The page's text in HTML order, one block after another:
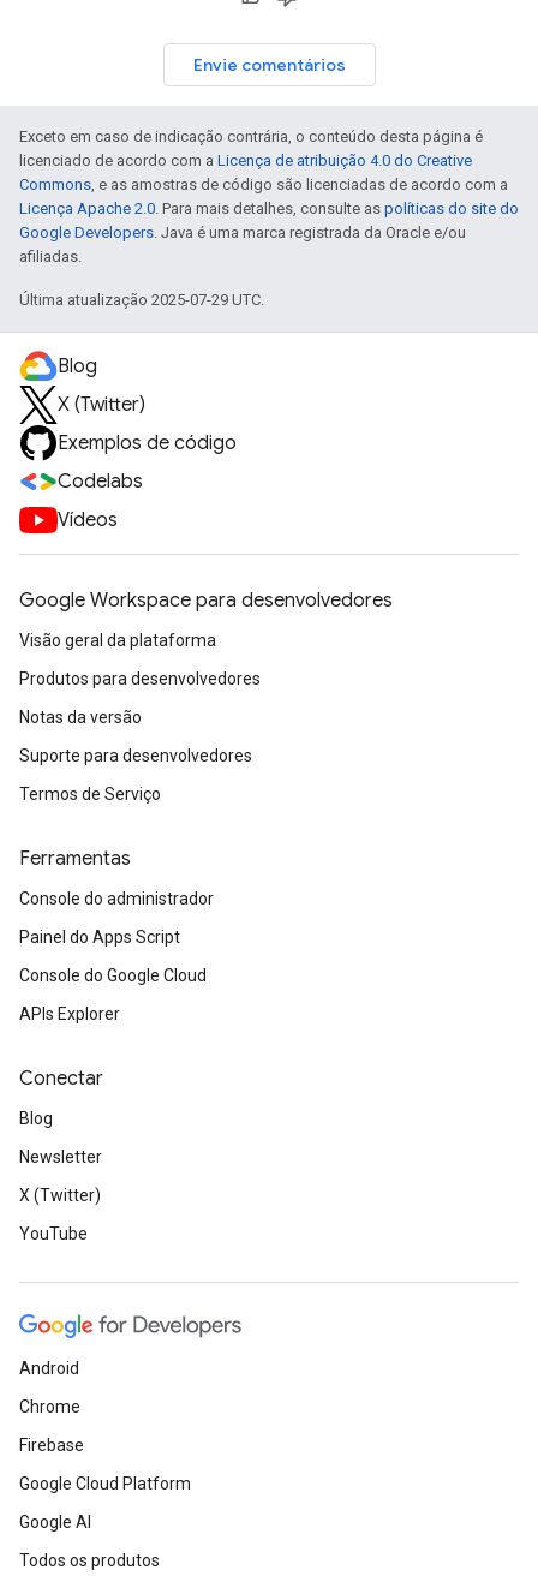
Envie comentários
Exceto em caso de indicação contrária, o conteúdo desta página é
licenciado de acordo com a Licença de atribuição 4.0 do Creative
Commons, e as amostras de código são licenciadas de acordo com a
Licença Apache 2.0. Para mais detalhes, consulte as políticas do site do
Google Developers. Java é uma marca registrada da Oracle e/ou
afiliadas.
Última atualização 2025-07-29 UTC.
Blog
X (Twitter)
Exemplos de código
Codelabs
Vídeos
Google Workspace para desenvolvedores
Visão geral da plataforma
Produtos para desenvolvedores
Notas da versão
Suporte para desenvolvedores
Termos de Serviço
Ferramentas
Console do administrador
Painel do Apps Script
Console do Google Cloud
APIs Explorer
Conectar
Blog
Newsletter
X (Twitter)
YouTube
Android
Chrome
Firebase
Google Cloud Platform
Google AI
Todos os produtos